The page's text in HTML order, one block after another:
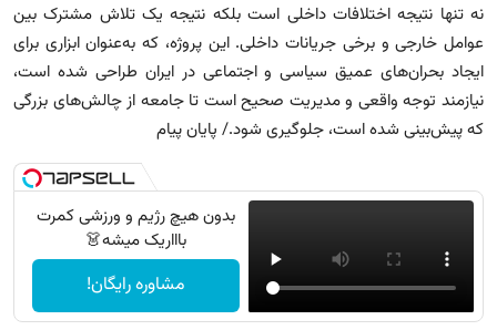
نه تنها نتیجه اختلافات داخلی است بلکه نتیجه یک تلاش مشترک بین
عوامل خارجی و برخی جریانات داخلی. این پروژه، که به‌عنوان ابزاری برای
ایجاد بحران‌های عمیق سیاسی و اجتماعی در ایران طراحی شده است،
نیازمند توجه واقعی و مدیریت صحیح است تا جامعه از چالش‌های بزرگی
که پیش‌بینی شده است، جلوگیری شود./ پایان پیام
بدون هیچ رژیم و ورزشی کمرت
باااریک میشه👗
مشاوره رایگان!